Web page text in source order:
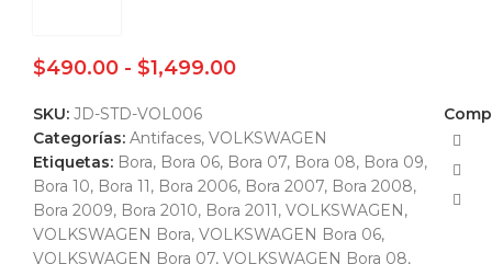
$490.00 - $1,499.00
SKU: JD-STD-VOL006
Categorías: Antifaces, VOLKSWAGEN
Etiquetas: Bora, Bora 06, Bora 07, Bora 08, Bora 09,
Bora 10, Bora 11 , Bora 2006, Bora 2007, Bora 2008,
Bora 2009, Bora 2010, Bora 2011 , VOLKSWAGEN ,
VOLKSWAGEN Bora, VOLKSWAGEN Bora 06,
VOLKSWAGEN Bora 07, VOLKSWAGEN Bora 08,